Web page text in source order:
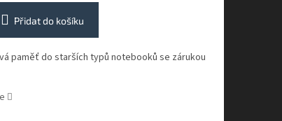
Přidat do košíku
paměť do starších typů notebooků se zárukou